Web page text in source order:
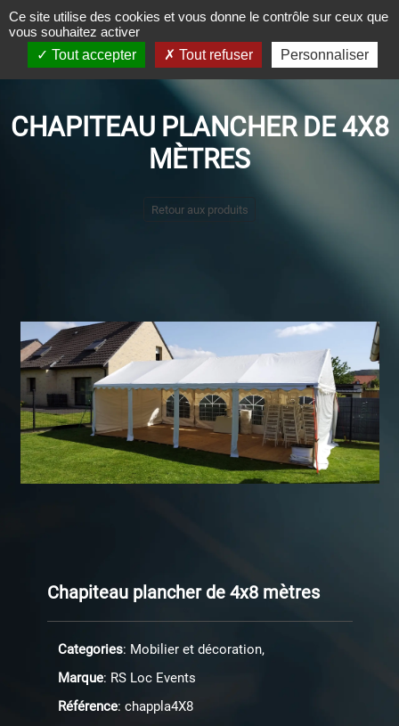
Panneau de gestion des cookies
Ce site utilise des cookies et vous donne le contrôle sur ceux que
vous souhaitez activer
Tout accepter
Tout refuser Personnaliser
CHAPITEAU PLANCHER DE 4X8
MÈTRES
Retour aux produits
Chapiteau plancher de 4x8 mètres
Categories: Mobilier et décoration,
Marque: RS Loc Events
Référence: chappla4X8